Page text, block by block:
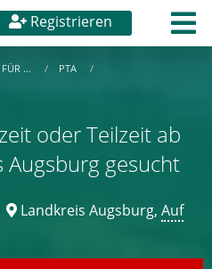
Registrieren
FÜR …
PTA
oder Teilzeit ab
gesucht
Landkreis Augsburg, Auf